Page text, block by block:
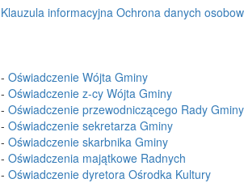
Klauzula informacyjna Ochrona danych
- Oświadczenie Wójta Gminy
- Oświadczenie z-cy Wójta Gminy
- Oświadczenie przewodniczącego Rady Gminy
- Oświadczenie sekretarza Gminy
- Oświadczenie skarbnika Gminy
- Oświadczenia majątkowe Radnych
- Oświadczenie dyretora Ośrodka Kultury